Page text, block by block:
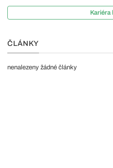
Kariéra
ČLÁNKY
nenalezeny žádné články